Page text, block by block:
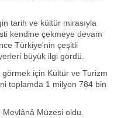
tarih ve kültür mirasıyla
kendine çekmeye devam
Türkiye'nin çeşitli
büyük ilgi gördü.
için Kültür ve Turizm
toplamda 1 milyon 784 bin
Müzesi oldu.